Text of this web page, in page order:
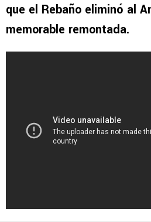
que el Rebaño eliminó al
memorable remontada.